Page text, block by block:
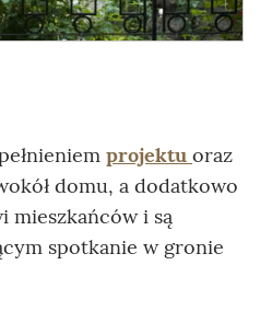
projektu oraz
domu, a dodatkowo
mieszkańców i są
spotkanie w gronie